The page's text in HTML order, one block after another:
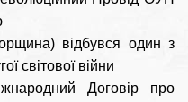
відбувся один з
світової війни
Договір про